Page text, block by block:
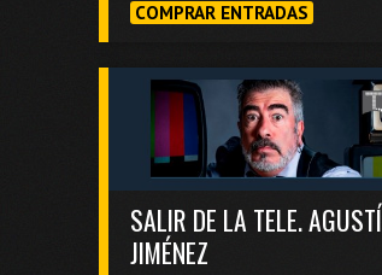
COMPRAR ENTRADAS
SALIR DE LA TELE.
JIMÉNEZ